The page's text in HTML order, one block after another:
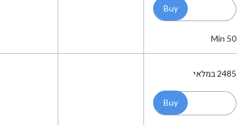
Min 50
2485 במלאי